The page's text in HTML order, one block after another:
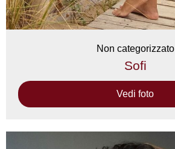
Non categorizzato
Sofi
Vedi foto